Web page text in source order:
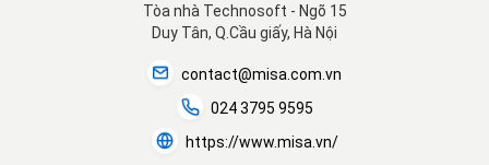
Tòa nhà Technosoft - Ngõ 15
Duy Tân, Q.Cầu giấy, Hà Nội
contact@misa.com.vn
024 3795 9595
https://www.misa.vn/